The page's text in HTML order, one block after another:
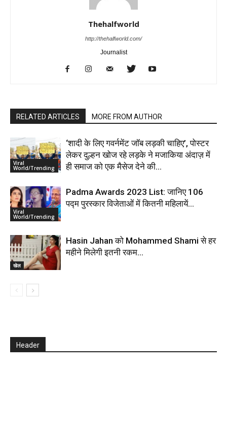
Thehalfworld
http://thehalfworld.com/
Journalist
RELATED ARTICLES MORE FROM AUTHOR
Viral
World/Trending
‘शादी के लिए गवर्नमेंट जॉब लड़की चाहिए’, पोस्टर
लेकर दुल्हन खोज रहे लड़के ने मजाकिया अंदाज़ में
ही समाज को एक मैसेज देने की...
Viral
World/Trending
Padma Awards 2023 List: जानिए 106
पद्म पुरस्कार विजेताओं में कितनी महिलायें…
खेल
Hasin Jahan को Mohammed Shami से हर
महीने मिलेगी इतनी रकम…
Header